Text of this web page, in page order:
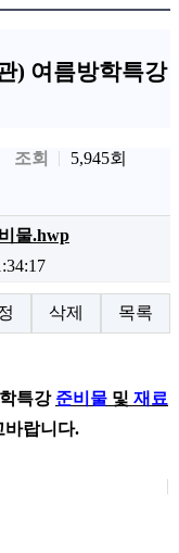
) 여름방학특강
조회
5,945회
물.hwp
삭제 목록
특강 준비물 및 재료
바랍니다.